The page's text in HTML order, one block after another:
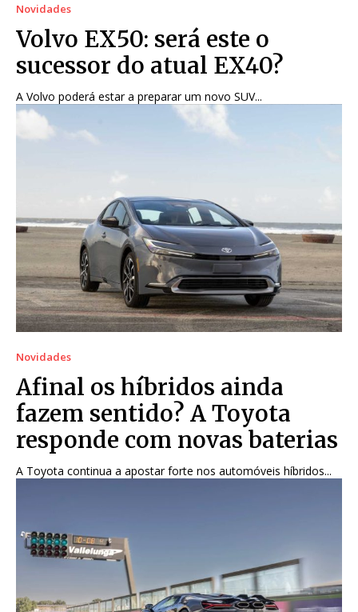
Novidades
Volvo EX50: será este o
sucessor do atual EX40?
A Volvo poderá estar a preparar um novo SUV...
Novidades
Afinal os híbridos ainda
fazem sentido? A Toyota
responde com novas baterias
A Toyota continua a apostar forte nos automóveis híbridos...